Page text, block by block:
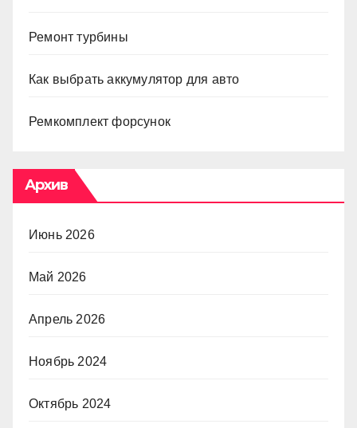
Ремонт турбины
Как выбрать аккумулятор для авто
Ремкомплект форсунок
Архив
Июнь 2026
Май 2026
Апрель 2026
Ноябрь 2024
Октябрь 2024